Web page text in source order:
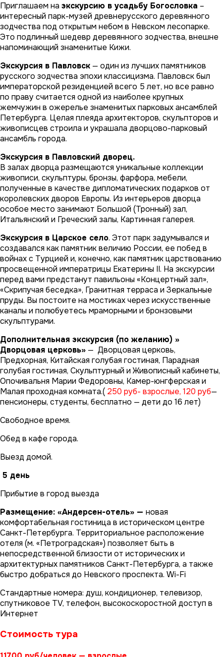
Приглашаем на экскурсию в усадьбу Богословка –
интересный парк-музей древнерусского деревянного
зодчества под открытым небом в Невском лесопарке.
Это подлинный шедевр деревянного зодчества, внешне
напоминающий знаменитые Кижи.
Экскурсия в Павловск — один из лучших памятников
русского зодчества эпохи классицизма. Павловск был
императорской резиденцией всего 5 лет, но все равно
по праву считается одной из наиболее крупных
жемчужин в ожерелье знаменитых парковых ансамблей
Петербурга. Целая плеяда архитекторов, скульпторов и
живописцев строила и украшала дворцово-парковый
ансамбль города.
Экскурсия в Павловский дворец.
В залах дворца размещаются уникальные коллекции
живописи, скульптуры, бронзы, фарфора, мебели,
полученные в качестве дипломатических подарков от
королевских дворов Европы. Из интерьеров дворца
особое место занимают Большой (Тронный) зал,
Итальянский и Греческий залы, Картинная галерея.
Экскурсия в Царское село. Этот парк задумывался и
создавался как памятник величию России, ее побед в
войнах с Турцией и, конечно, как памятник царствованию
просвещенной императрицы Екатерины II. На экскурсии
перед вами предстанут павильоны «Концертный зал»,
«Скрипучая беседка», Гранитная терраса и Зеркальные
пруды. Вы постоите на мостиках через искусственные
каналы и полюбуетесь мраморными и бронзовыми
скульптурами.
Дополнительная экскурсия (по желанию) »
Дворцовая церковь» — Дворцовая церковь,
Предхорная, Китайская голубая гостиная, Парадная
голубая гостиная, Скульптурный и Живописный кабинеты,
Опочивальня Марии Федоровны, Камер-юнгферская и
Малая проходная комната.( 250 руб- взрослые, 120 руб—
пенсионеры, студенты, бесплатно — дети до 16 лет)
Свободное время.
Обед в кафе города.
Выезд домой.
5 день
Прибытие в город выезда
Размещение: «Андерсен-отель» — новая
комфортабельная гостиница в историческом центре
Санкт-Петербурга. Территориальное расположение
отеля (м. «Петроградская») позволяет быть в
непосредственной близости от исторических и
архитектурных памятников Санкт-Петербурга, а также
быстро добраться до Невского проспекта. Wi-Fi
Стандартные номера: душ, кондиционер, телевизор,
спутниковое TV, телефон, высокоскоростной доступ в
Интернет
Стоимость тура